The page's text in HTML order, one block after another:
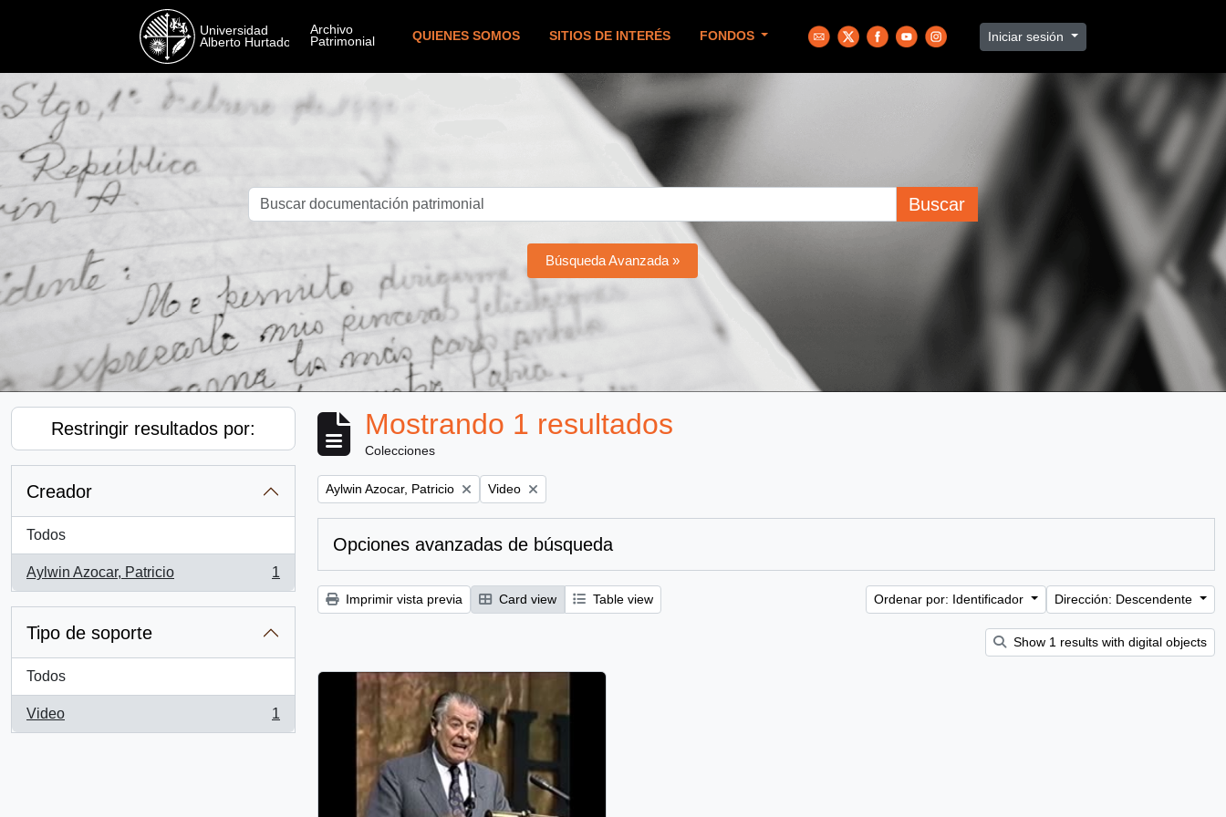
QUIENES SOMOS SITIOS DE INTERÉS FONDOS Iniciar sesión
Buscar
Búsqueda Avanzada »
Restringir resultados por:
Creador
Todos
Aylwin Azocar, Patricio
, 1 resultados
1
Tipo de soporte
Todos
Video
, 1 resultados
1
Mostrando 1 resultados
Colecciones
Remove filter:
Aylwin Azocar, Patricio Remove filter:
Video
Opciones avanzadas de búsqueda
Imprimir vista previa Card view Table view Ordenar por: Identificador Dirección: Descendente
Show 1 results with digital objects